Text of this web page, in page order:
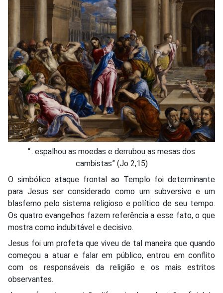
“...espalhou as moedas e derrubou as mesas dos
cambistas” (Jo 2,15)
O simbólico ataque frontal ao Templo foi determinante
para Jesus ser considerado como um subversivo e um
blasfemo pelo sistema religioso e político de seu tempo.
Os quatro evangelhos fazem referência a esse fato, o que
mostra como indubitável e decisivo.
Jesus foi um profeta que viveu de tal maneira que quando
começou a atuar e falar em público, entrou em conflito
com os responsáveis da religião e os mais estritos
observantes.